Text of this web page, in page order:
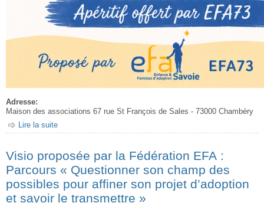
Adresse:
Maison des associations 67 rue St François de Sales - 73000 Chambéry
Lire la suite
Visio proposée par la Fédération EFA :
Parcours « Questionner son champ des
possibles pour affiner son projet d’adoption
et savoir le transmettre »